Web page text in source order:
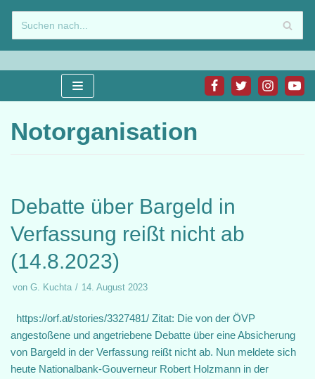
Zum
Inhalt
springen
Notorganisation
Debatte über Bargeld in
Verfassung reißt nicht ab
(14.8.2023)
von G. Kuchta 14. August 2023
https://orf.at/stories/3327481/ Zitat: Die von der ÖVP
angestoßene und angetriebene Debatte über eine Absicherung
von Bargeld in der Verfassung reißt nicht ab. Nun meldete sich
heute Nationalbank-Gouverneur Robert Holzmann in der